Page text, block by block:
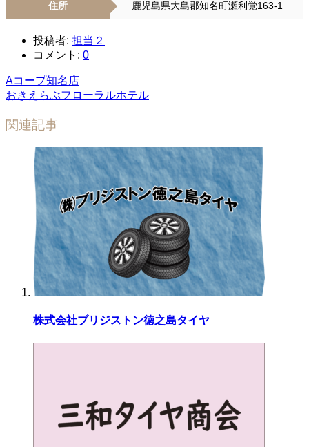
住所 鹿児島県大島郡知名町瀬利覚163-1
投稿者: 担当２
コメント: 0
Aコープ知名店
おきえらぶフローラルホテル
関連記事
株式会社ブリジストン徳之島タイヤ